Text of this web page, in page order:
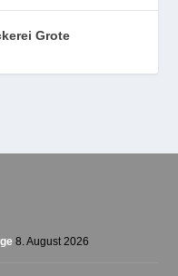
Grote
8. August 2026